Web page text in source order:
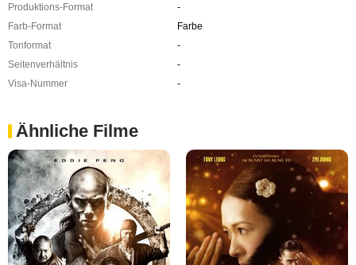
Produktions-Format
-
Farb-Format
Farbe
Tonformat
-
Seitenverhältnis
-
Visa-Nummer
-
Ähnliche Filme